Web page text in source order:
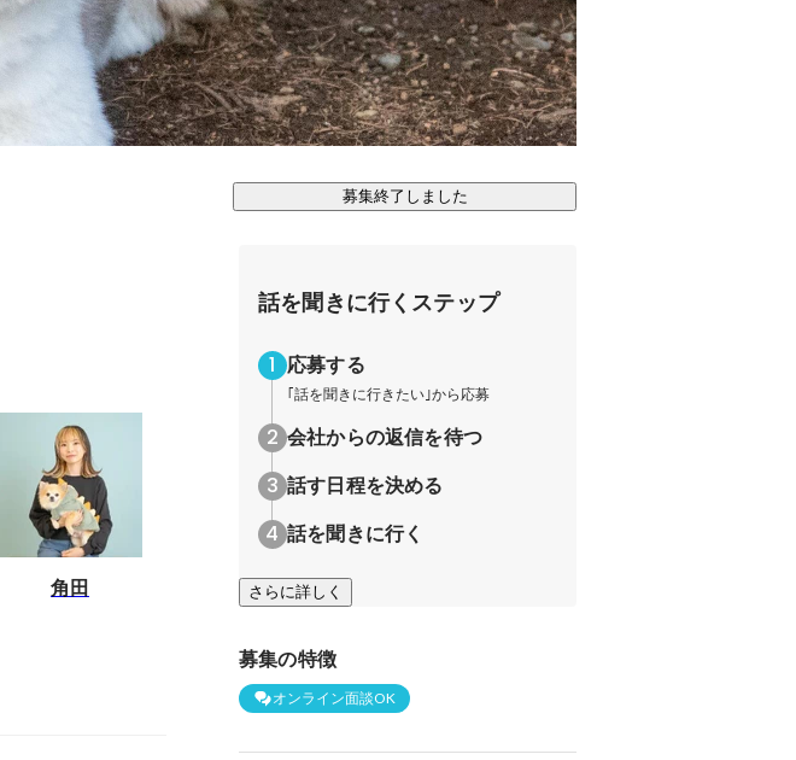
募集終了しました
角田
話を聞きに行くステップ
応募する
｢話を聞きに行きたい｣から応募
会社からの返信を待つ
話す日程を決める
話を聞きに行く
さらに詳しく
募集の特徴
オンライン面談OK